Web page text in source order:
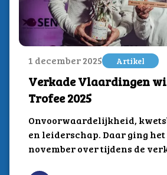
1 december 2025 Artikel
Verkade Vlaardingen
Trofee 2025
Onvoorwaardelijkheid,
en leiderschap. Daar ging het
november over tijdens de